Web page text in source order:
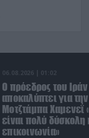
06.08.2026 | 01:02
Ο πρόεδρος του Ιράν
αποκαλύπτει για
Μοτζτάμπα Χαμενεΐ
είναι πολύ δύσκολη
επικοινωνία»